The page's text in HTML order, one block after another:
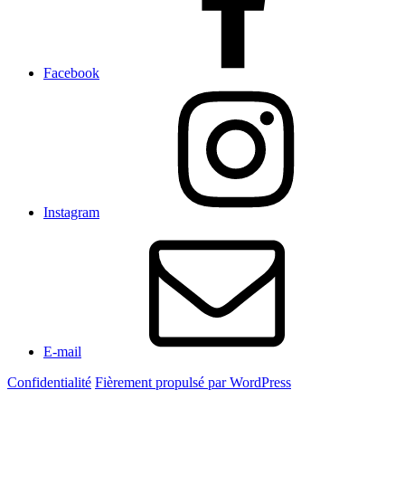
Facebook
Instagram
E-mail
Confidentialité Fièrement propulsé par WordPress